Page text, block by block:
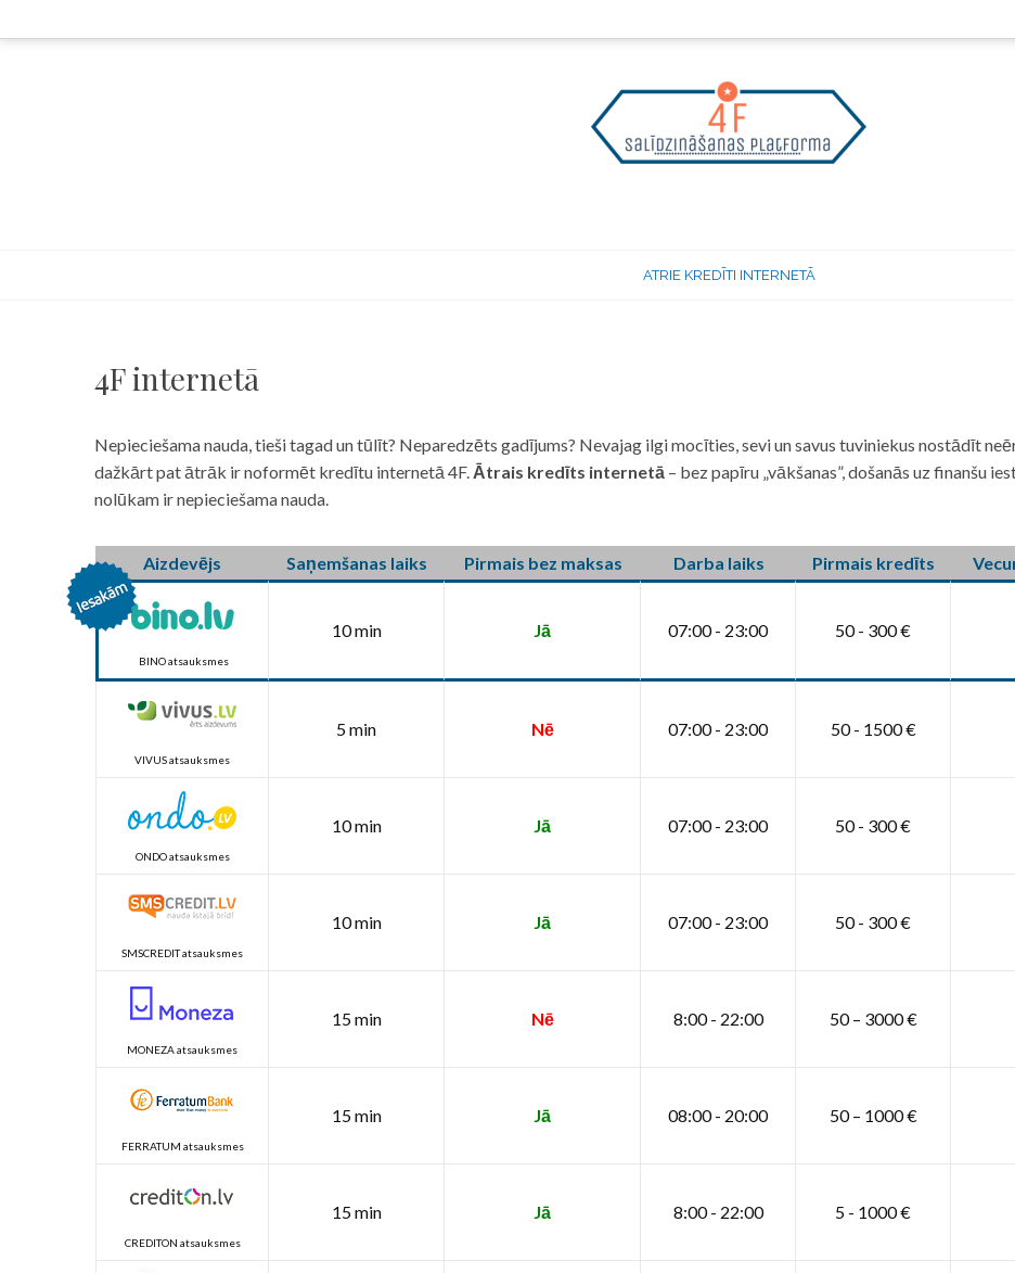
to
ATRIE KREDĪTI INTERNETĀ
4F internetā
Nepieciešama nauda, tieši tagad un tūlīt? Neparedzēts gadījums? Nevajag ilgi mocīties, sevi un savus tuviniekus nostādīt
dažkārt pat ātrāk ir noformēt kredītu internetā 4F. Ātrais kredīts internetā – bez papīru „vākšanas”, došanās uz finanšu
nolūkam ir nepieciešama nauda.
Aizdevējs Saņemšanas laiks Pirmais bez maksas Darba laiks Pirmais kredīts
BINO atsauksmes
10 min Jā 07:00 - 23:00 50 - 300 €
VIVUS atsauksmes
5 min Nē 07:00 - 23:00 50 - 1500 €
ONDO atsauksmes
10 min Jā 07:00 - 23:00 50 - 300 €
SMSCREDIT atsauksmes
10 min Jā 07:00 - 23:00 50 - 300 €
MONEZA atsauksmes
15 min Nē 8:00 - 22:00 50 – 3000 €
FERRATUM atsauksmes
15 min Jā 08:00 - 20:00 50 – 1000 €
CREDITON atsauksmes
15 min Jā 8:00 - 22:00 5 - 1000 €